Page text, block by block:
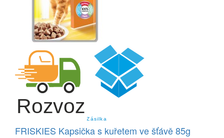
FRISKIES Kapsička s kuřetem ve šťávě 85g